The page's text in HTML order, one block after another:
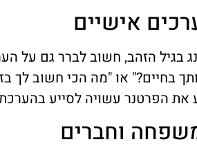
אישיים
בגיל הזהב, חשוב לברר גם על
בחיים?" או "מה הכי חשוב לך
הפרטנר עשויה לסייע
וחברים